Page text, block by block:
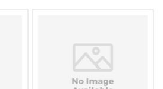
130 mm (5.25 in.) nón hợp kim
- 20kHz (Tùy thuộc vào cài đặt EQ)